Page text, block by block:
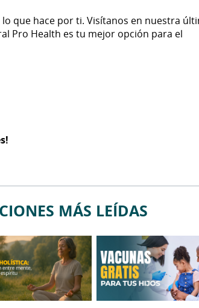
que hace por ti. Visítanos en nuestra
Pro Health es tu mejor opción para el
MÁS LEÍDAS